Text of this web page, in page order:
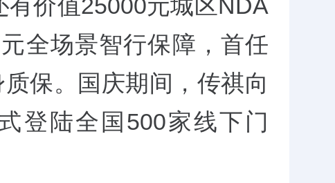
有价值25000元城区NDA
全场景智行保障，首任
保。国庆期间，传祺向
登陆全国500家线下门